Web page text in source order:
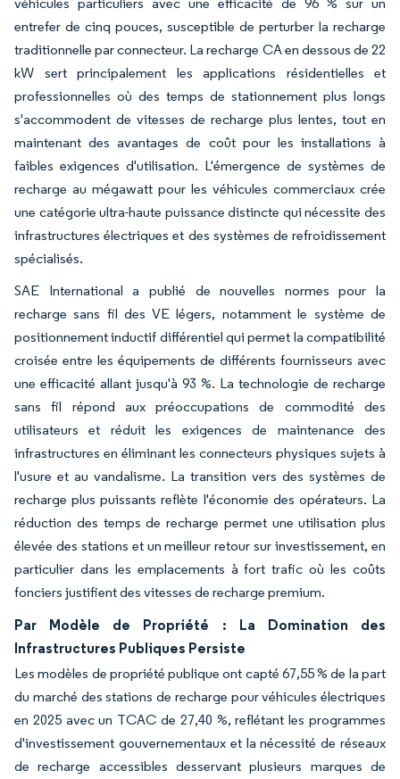
entrefer de cinq pouces, susceptible de perturber la recharge
traditionnelle par connecteur. La recharge CA en dessous de 22
kW sert principalement les applications résidentielles et
professionnelles où des temps de stationnement plus longs
s'accommodent de vitesses de recharge plus lentes, tout en
maintenant des avantages de coût pour les installations à
faibles exigences d'utilisation. L'émergence de systèmes de
recharge au mégawatt pour les véhicules commerciaux crée
une catégorie ultra-haute puissance distincte qui nécessite des
infrastructures électriques et des systèmes de refroidissement
spécialisés.
SAE International a publié de nouvelles normes pour la
recharge sans fil des VE légers, notamment le système de
positionnement inductif différentiel qui permet la compatibilité
croisée entre les équipements de différents fournisseurs avec
une efficacité allant jusqu'à 93 %. La technologie de recharge
sans fil répond aux préoccupations de commodité des
utilisateurs et réduit les exigences de maintenance des
infrastructures en éliminant les connecteurs physiques sujets à
l'usure et au vandalisme. La transition vers des systèmes de
recharge plus puissants reflète l'économie des opérateurs. La
réduction des temps de recharge permet une utilisation plus
élevée des stations et un meilleur retour sur investissement, en
particulier dans les emplacements à fort trafic où les coûts
fonciers justifient des vitesses de recharge premium.
Par Modèle de Propriété : La Domination des
Infrastructures Publiques Persiste
Les modèles de propriété publique ont capté 67,55 % de la part
du marché des stations de recharge pour véhicules électriques
en 2025 avec un TCAC de 27,40 %, reflétant les programmes
d'investissement gouvernementaux et la nécessité de réseaux
de recharge accessibles desservant plusieurs marques de